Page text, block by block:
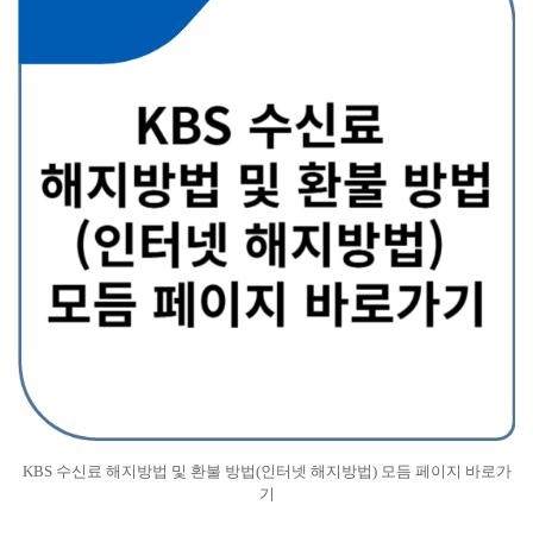
KBS 수신료 해지방법 및 환불 방법(인터넷 해지방법) 모듬 페이지 바로가
기